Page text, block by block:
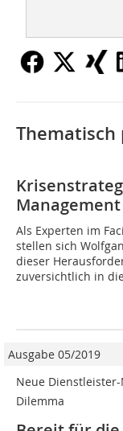
Thematisch
Management
Als Experten im
stellen sich
dieser
zuversichtlich in
Ausgabe 05/2019
Neue Dienstleister-
Dilemma